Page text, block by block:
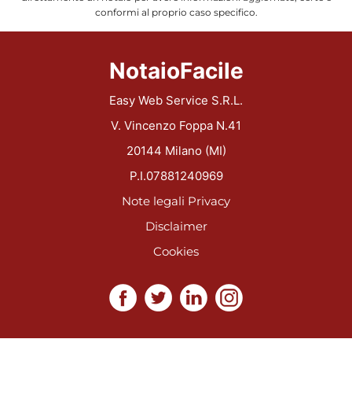
conformi al proprio caso specifico.
NotaioFacile
Easy Web Service S.R.L.
V. Vincenzo Foppa N.41
20144 Milano (MI)
P.I.07881240969
Note legali Privacy
Disclaimer
Cookies